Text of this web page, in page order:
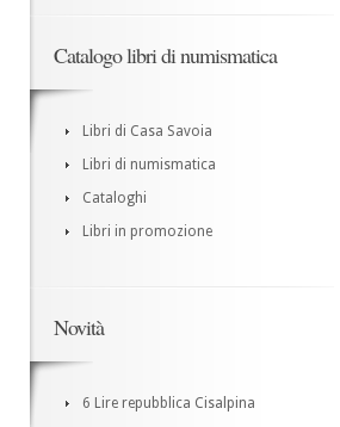
Catalogo libri di numismatica
Libri di Casa Savoia
Libri di numismatica
Cataloghi
Libri in promozione
Novità
6 Lire repubblica Cisalpina